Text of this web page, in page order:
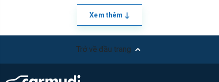
Xem thêm
Trở về đầu trang